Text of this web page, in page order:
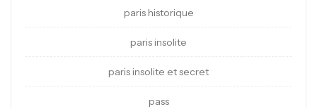
paris historique
paris insolite
paris insolite et secret
pass